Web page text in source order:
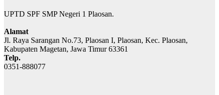
UPTD SPF SMP Negeri 1 Plaosan.
Alamat
Jl. Raya Sarangan No.73, Plaosan I, Plaosan, Kec. Plaosan,
Kabupaten Magetan, Jawa Timur 63361
Telp.
0351-888077